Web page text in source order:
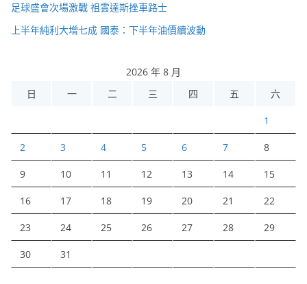
足球盛會次場激戰 祖雲達斯挫車路士
上半年純利大增七成 國泰：下半年油價續波動
2026 年 8 月
日
一 二 三 四 五 六
1
2 3 4 5 6 7 8
9 10 11 12 13 14 15
16 17 18 19 20 21 22
23 24 25 26 27 28 29
30 31